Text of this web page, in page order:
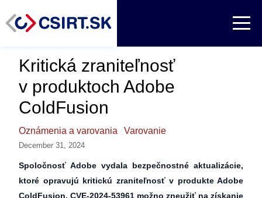
Kritická zraniteľnosť
v produktoch Adobe
ColdFusion
Oznámenia a varovania Varovanie
December 31, 2024
Spoločnosť Adobe vydala bezpečnostné aktualizácie,
ktoré opravujú kritickú zraniteľnosť v produkte Adobe
ColdFusion. CVE-2024-53961 možno zneužiť na získanie